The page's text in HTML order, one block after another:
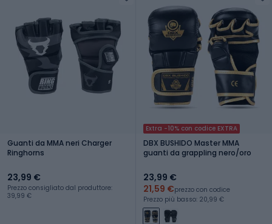
Guanti da MMA neri Charger
Ringhorns
23,99 €
Prezzo consigliato dal produttore:
39,99 €
Extra -10% con codice EXTRA
DBX BUSHIDO Master MMA
guanti da grappling nero/oro
23,99 €
21,59 €prezzo con codice
Prezzo più basso: 20,99 €